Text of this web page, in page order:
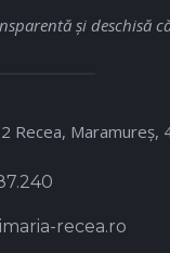
şi deschisă
Recea, Maramureş,
recea.ro